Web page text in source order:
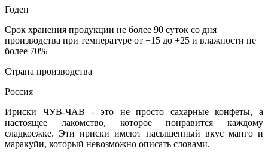
Годен
Срок хранения продукции не более 90 суток со дня
производства при температуре от +15 до +25 и влажности не
более 70%
Страна производства
Россия
Ириски ЧУВ-ЧАВ - это не просто сахарные конфеты, а
настоящее лакомство, которое понравится каждому
сладкоежке. Эти ириски имеют насыщенный вкус манго и
маракуйи, который невозможно описать словами.